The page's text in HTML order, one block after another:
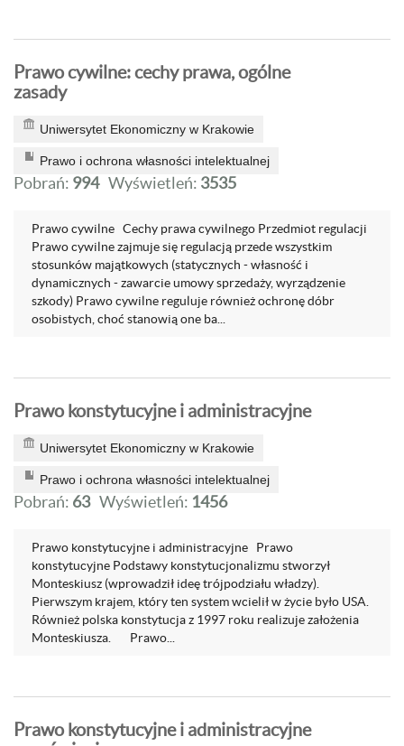
Prawo cywilne: cechy prawa, ogólne
zasady
Uniwersytet Ekonomiczny w Krakowie
Prawo i ochrona własności intelektualnej
Pobrań: 994 Wyświetleń: 3535
Prawo cywilne Cechy prawa cywilnego Przedmiot regulacji
Prawo cywilne zajmuje się regulacją przede wszystkim
stosunków majątkowych (statycznych - własność i
dynamicznych - zawarcie umowy sprzedaży, wyrządzenie
szkody) Prawo cywilne reguluje również ochronę dóbr
osobistych, choć stanowią one ba...
Prawo konstytucyjne i administracyjne
Uniwersytet Ekonomiczny w Krakowie
Prawo i ochrona własności intelektualnej
Pobrań: 63 Wyświetleń: 1456
Prawo konstytucyjne i administracyjne Prawo
konstytucyjne Podstawy konstytucjonalizmu stworzył
Monteskiusz (wprowadził ideę trójpodziału władzy).
Pierwszym krajem, który ten system wcielił w życie było USA.
Również polska konstytucja z 1997 roku realizuje założenia
Monteskiusza. Prawo...
Prawo konstytucyjne i administracyjne